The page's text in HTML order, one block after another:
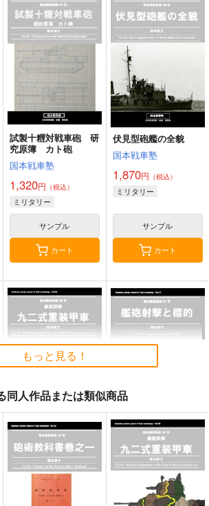
世界の沿岸砲台・マル
タ編Vol.3
芬蘭堂
2,500円（税込）
ミリタリー ドイツ
サンプル
カート
大型航空母艦建造計
画 増補改訂版
烈風改
1,999
ミリタリー
信濃
サンプル
カート
徹底詳解 九二式重装
甲車
国本戦車塾
1,320円（税込）
サンプル
カート
復刻 拳銃取扱要綱
辛子工房
ミリタリー
カート
試製十糎対戦車砲 研
究原簿 カト砲
国本戦車塾
1,320円 （税込）
ミリタリー
サンプル
カート
伏見型砲艦の全貌
国本戦車塾
1,870円 （税込）
ミリタリー
サンプル
カート
徹底詳解 九二式重装
甲車
国本戦車塾
1,320 円（税込）
ミリタリー
艦砲射撃と標的
国本戦車塾
1,650円（税込）
ミリタリー
もっと見る！
同人作品または類似商品